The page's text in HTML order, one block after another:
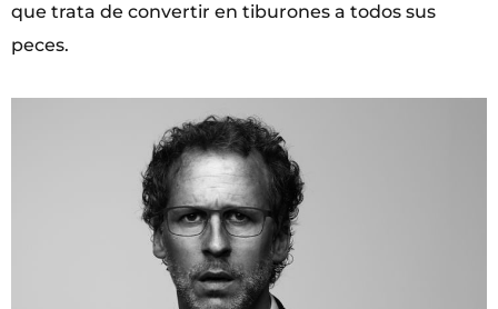
que trata de convertir en tiburones a todos sus
peces.